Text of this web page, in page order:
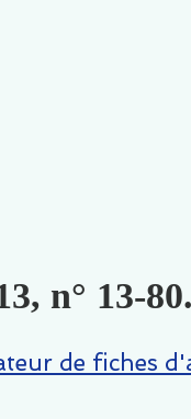
n° 13-
de fiches